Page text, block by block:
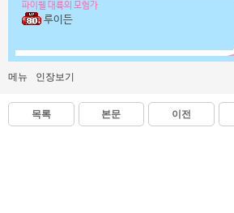
파이웰 대륙의 모험가
루이든
메뉴 인장보기
목록 본문 이전